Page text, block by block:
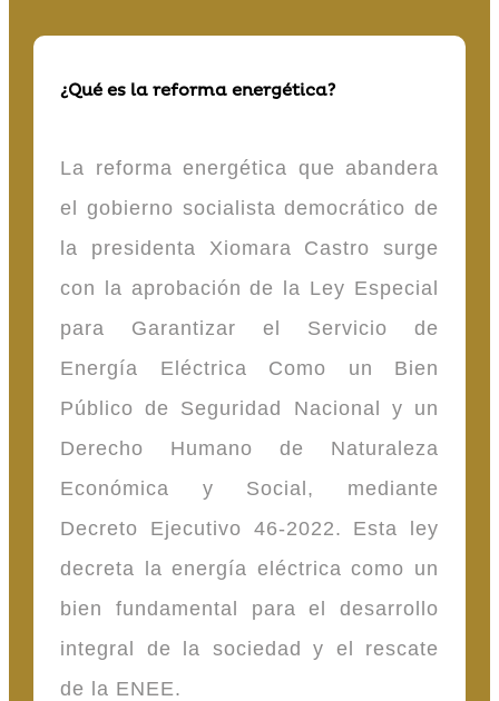
¿Qué es la reforma energética?
La reforma energética que abandera
el gobierno socialista democrático de
la presidenta Xiomara Castro surge
con la aprobación de la Ley Especial
para Garantizar el Servicio de
Energía Eléctrica Como un Bien
Público de Seguridad Nacional y un
Derecho Humano de Naturaleza
Económica y Social, mediante
Decreto Ejecutivo 46-2022. Esta ley
decreta la energía eléctrica como un
bien fundamental para el desarrollo
integral de la sociedad y el rescate
de la ENEE.